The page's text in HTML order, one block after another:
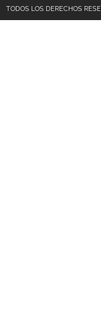
TODOS LOS DERECHOS